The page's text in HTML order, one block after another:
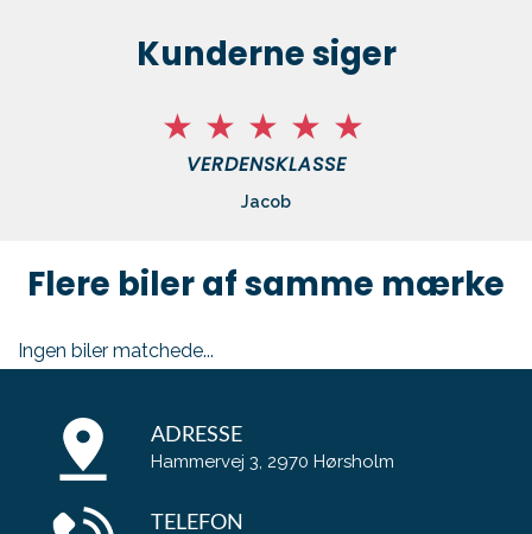
Kunderne siger
VERDENSKLASSE
Jacob
Flere biler af samme mærke
Ingen biler matchede...
ADRESSE
Hammervej 3, 2970 Hørsholm
TELEFON